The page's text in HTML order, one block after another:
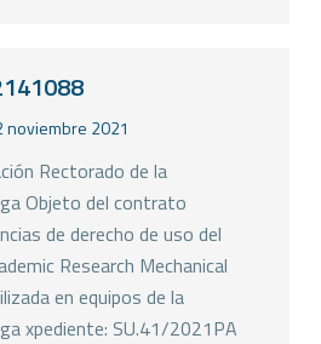
noviembre 2021
Rectorado de la
Objeto del contrato
de derecho de uso del
Research Mechanical
en equipos de la
xpediente: SU.41/2021PA